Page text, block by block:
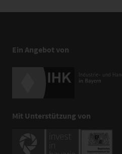
Ein Angebot von
Mit Unterstützung von